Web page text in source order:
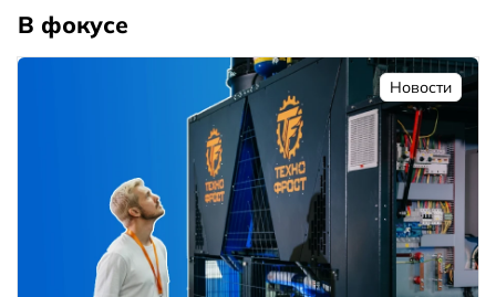
В фокусе
Новости